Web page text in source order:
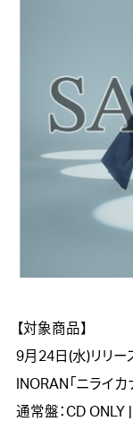
【対象商品】
9月24日(水)リリー
INORAN「ニライ
通常盤：CD ONLY